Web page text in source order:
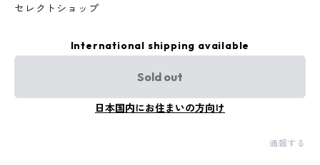
セレクトショップ
International shipping available
Sold out
日本国内にお住まいの方向け
通報する